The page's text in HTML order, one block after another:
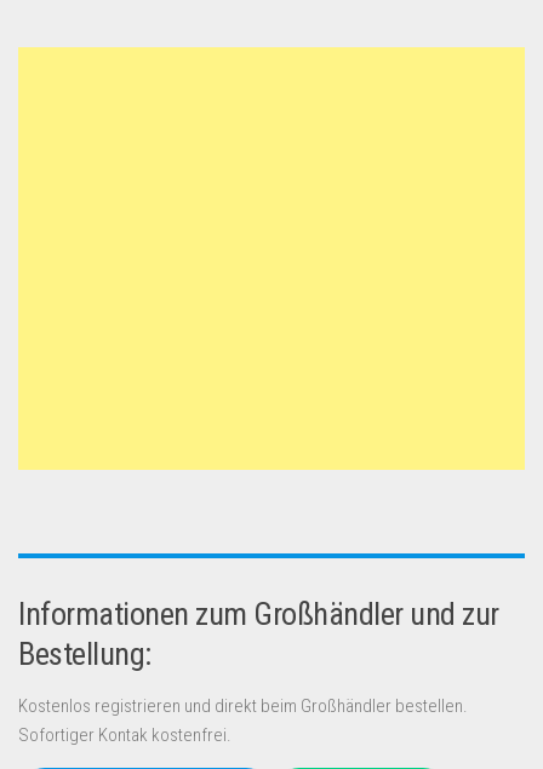
Newsletter
Informationen zum Großhändler und zur
Bestellung:
Kostenlos registrieren und direkt beim Großhändler bestellen.
Sofortiger Kontak kostenfrei.